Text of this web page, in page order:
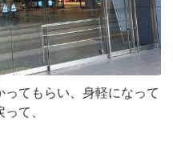
てもらい、身軽になって
て、